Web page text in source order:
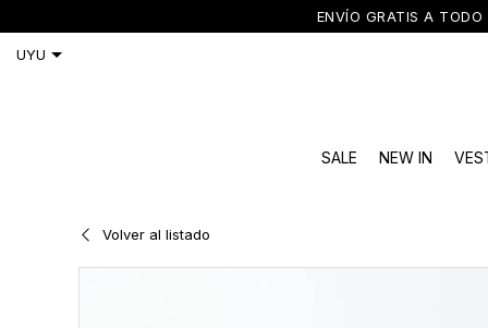
ENVÍO GRATIS A TODO
SALE NEW IN
Volver al listado